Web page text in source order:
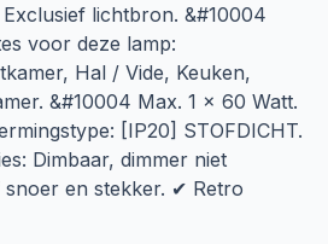
lichtbron. &#10004
voor deze lamp:
Hal / Vide, Keuken,
&#10004 Max. 1 x 60 Watt.
[IP20] STOFDICHT.
Dimbaar, dimmer niet
en stekker. ✔ Retro